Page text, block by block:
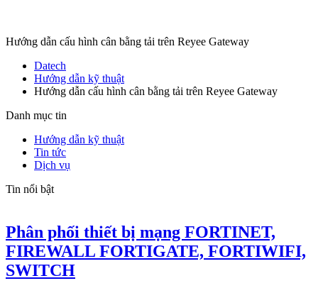
Hướng dẫn cấu hình cân bằng tải trên Reyee Gateway
Datech
Hướng dẫn kỹ thuật
Hướng dẫn cấu hình cân bằng tải trên Reyee Gateway
Danh mục tin
Hướng dẫn kỹ thuật
Tin tức
Dịch vụ
Tin nổi bật
Phân phối thiết bị mạng FORTINET,
FIREWALL FORTIGATE, FORTIWIFI,
SWITCH